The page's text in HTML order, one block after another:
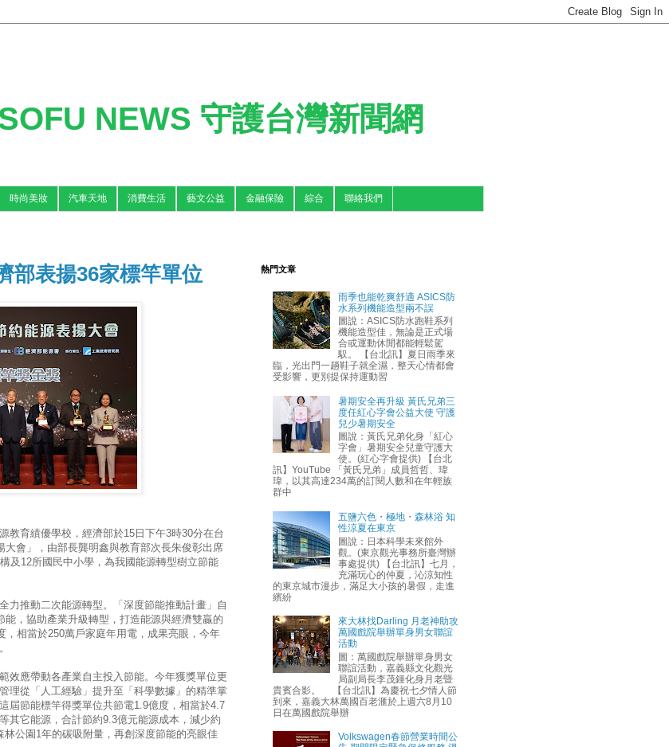
NEWS 守護台灣新聞網
時尚美妝 汽車天地 消費生活 藝文公益 金融保險 綜合 聯絡我們
部表揚36家標竿單位
教育績優學校，經濟部於15日下午3時30分在台
會」，由部長龔明鑫與教育部次長朱俊彰出席
及12所國民中小學，為我國能源轉型樹立節能
力推動二次能源轉型。「深度節能推動計畫」自
，協助產業升級轉型，打造能源與經濟雙贏的
，相當於250萬戶家庭年用電，成果亮眼，今年
效應帶動各產業自主投入節能。今年獲獎單位更
理從「人工經驗」提升至「科學數據」的精準掌
屆節能標竿得獎單位共節電1.9億度，相當於4.7
其它能源，合計節約9.3億元能源成本，減少約
公園1年的碳吸附量，再創深度節能的亮眼佳
熱門文章
雨季也能乾爽舒適 ASICS防
水系列機能造型兩不誤
圖說：ASICS防水跑鞋系列
機能造型佳，無論是正式場
合或運動休閒都能輕鬆駕
馭。 【台北訊】夏日雨季來
臨，光出門一趟鞋子就全濕，整天心情都會
受影響，更別提保持運動習
暑期安全再升級 黃氏兄弟三
度任紅心字會公益大使 守護
兒少暑期安全
圖說：黃氏兄弟化身「紅心
字會」暑期安全兒童守護大
使。(紅心字會提供) 【台北
訊】YouTube 「黃氏兄弟」成員哲哲、瑋
瑋，以其高達234萬的訂閱人數和在年輕族
群中
五鹽六色・極地・森林浴 知
性涼夏在東京
圖說：日本科學未來館外
觀。(東京觀光事務所臺灣辦
事處提供) 【台北訊】七月，
充滿玩心的仲夏，沁涼知性
的東京城市漫步，滿足大小孩的暑假，走進
繽紛
來大林找Darling 月老神助攻
萬國戲院舉辦單身男女聯誼
活動
圖：萬國戲院舉辦單身男女
聯誼活動，嘉義縣文化觀光
局副局長李茂鍾化身月老暨
貴賓合影。 【台北訊】為慶祝七夕情人節
到來，嘉義大林萬國百老滙於上週六8月10
日在萬國戲院舉辦
Volkswagen春節營業時間公